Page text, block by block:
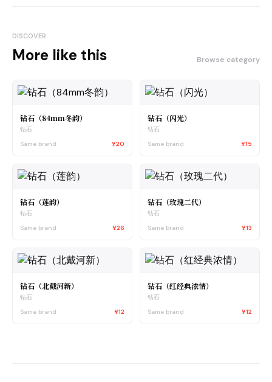
DISCOVER
More like this Browse category
钻石（84mm冬韵）
钻石
Same brand
¥20
钻石（闪光）
钻石
Same brand
¥15
钻石（莲韵）
钻石
Same brand
¥26
钻石（玫瑰二代）
钻石
Same brand
¥13
钻石（北戴河新）
钻石
Same brand
¥12
钻石（红经典浓情）
钻石
Same brand
¥12